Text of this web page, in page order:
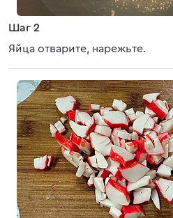
Шаг 2
Яйца отварите, нарежьте.